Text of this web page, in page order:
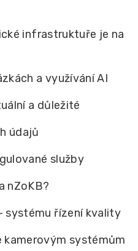
infrastruktuře je na
a využívání AI
a důležité
údajů
služby
nZoKB?
systému řízení kvality
kamerovým systémům